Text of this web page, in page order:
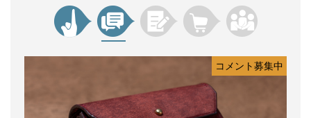
コメント募集中